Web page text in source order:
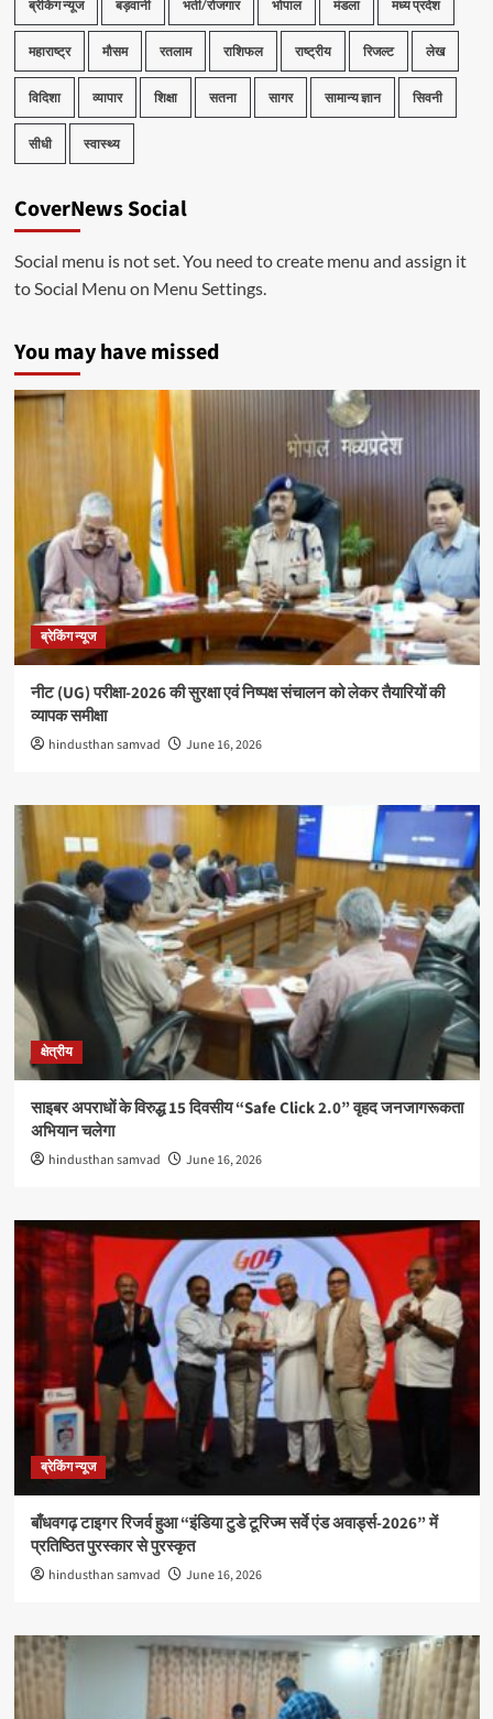
ब्रेकिंग न्यूज बड़वानी भर्ती/रोजगार भोपाल मंडला मध्य प्रदेश
महाराष्ट्र मौसम रतलाम राशिफल राष्ट्रीय रिजल्ट लेख
विदिशा व्यापार शिक्षा सतना सागर सामान्य ज्ञान सिवनी
सीधी स्वास्थ्य
CoverNews Social
Social menu is not set. You need to create menu and assign it
to Social Menu on Menu Settings.
You may have missed
ब्रेकिंग न्यूज
नीट (UG) परीक्षा-2026 की सुरक्षा एवं निष्पक्ष संचालन को लेकर तैयारियों की
व्यापक समीक्षा
hindusthan samvad June 16, 2026
क्षेत्रीय
साइबर अपराधों के विरुद्ध 15 दिवसीय “Safe Click 2.0” वृहद जनजागरूकता
अभियान चलेगा
hindusthan samvad June 16, 2026
ब्रेकिंग न्यूज
बाँधवगढ़ टाइगर रिजर्व हुआ “इंडिया टुडे टूरिज्म सर्वे एंड अवार्ड्स-2026” में
प्रतिष्ठित पुरस्कार से पुरस्कृत
hindusthan samvad June 16, 2026